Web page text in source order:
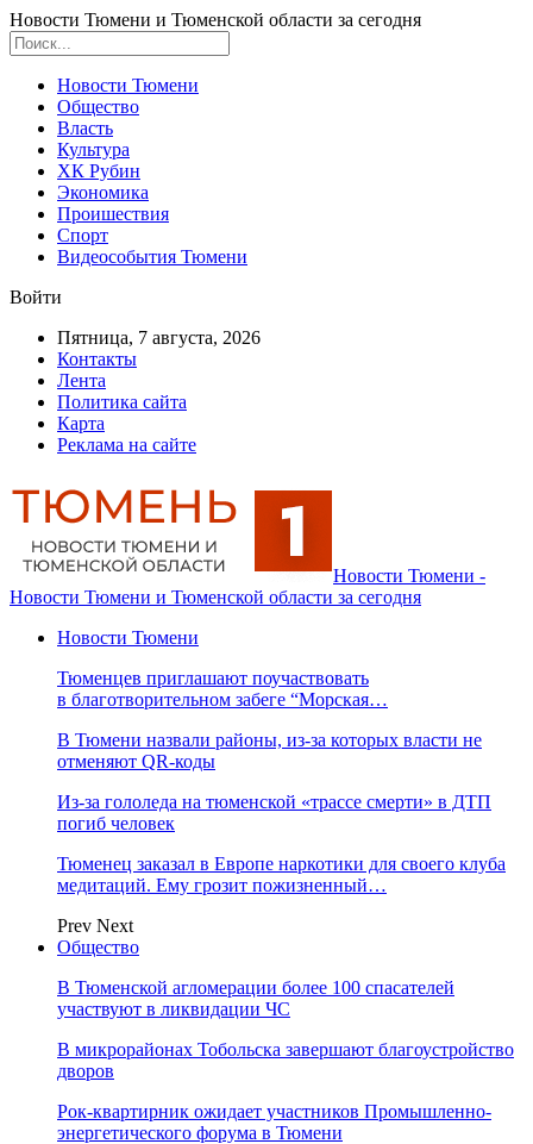
Новости Тюмени и Тюменской области за сегодня
Новости Тюмени
Общество
Власть
Культура
ХК Рубин
Экономика
Проишествия
Спорт
Видеособытия Тюмени
Войти
Пятница, 7 августа, 2026
Контакты
Лента
Политика сайта
Карта
Реклама на сайте
Новости Тюмени -
Новости Тюмени и Тюменской области за сегодня
Новости Тюмени
Тюменцев приглашают поучаствовать
в благотворительном забеге “Морская…
В Тюмени назвали районы, из-за которых власти не
отменяют QR-коды
Из-за гололеда на тюменской «трассе смерти» в ДТП
погиб человек
Тюменец заказал в Европе наркотики для своего клуба
медитаций. Ему грозит пожизненный…
Prev Next
Общество
В Тюменской агломерации более 100 спасателей
участвуют в ликвидации ЧС
В микрорайонах Тобольска завершают благоустройство
дворов
Рок-квартирник ожидает участников Промышленно-
энергетического форума в Тюмени